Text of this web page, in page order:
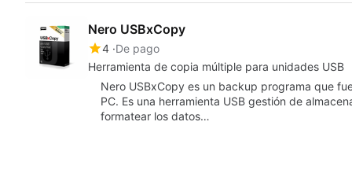
Nero USBxCopy
4 De pago
Herramienta de copia múltiple para unidades USB
Nero USBxCopy es un backup programa que
PC. Es una herramienta USB gestión de
formatear los datos…